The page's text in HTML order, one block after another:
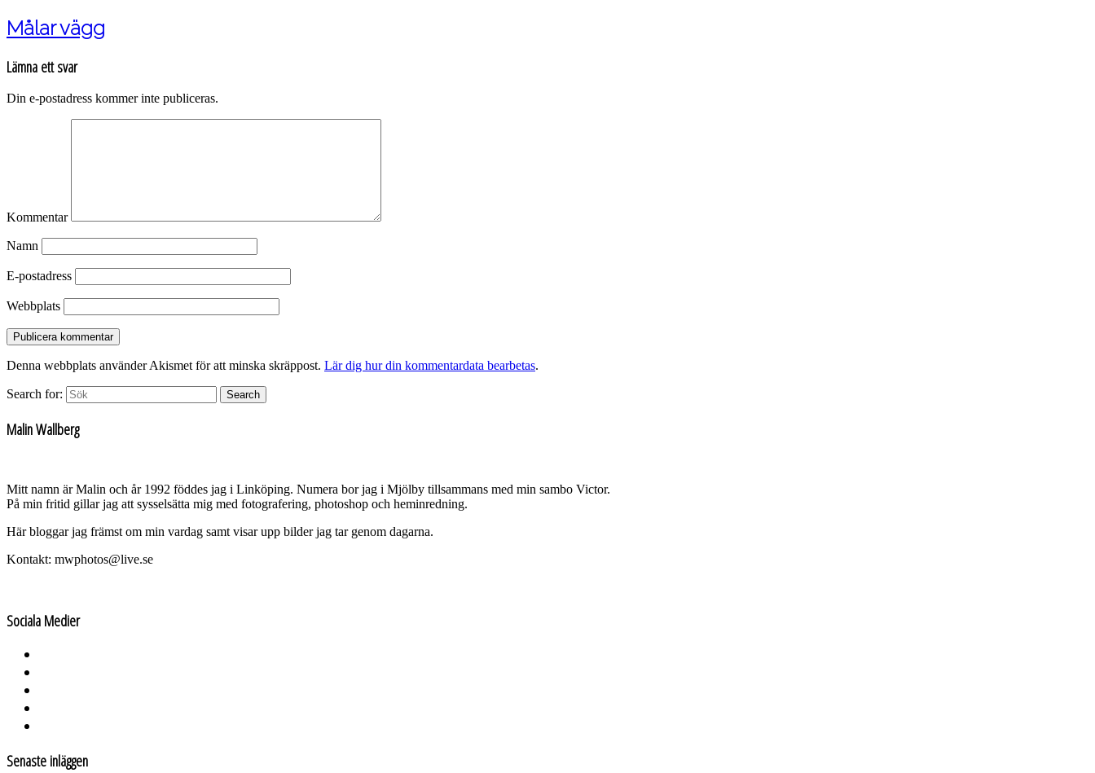
Målar vägg
Lämna ett svar
Din e-postadress kommer inte publiceras.
Kommentar
Namn
E-postadress
Webbplats
Denna webbplats använder Akismet för att minska skräppost. Lär dig hur din kommentardata bearbetas.
Search for: Search
Malin Wallberg
Mitt namn är Malin och år 1992 föddes jag i Linköping. Numera bor jag i Mjölby tillsammans med min sambo Victor.
På min fritid gillar jag att sysselsätta mig med fotografering, photoshop och heminredning.
Här bloggar jag främst om min vardag samt visar upp bilder jag tar genom dagarna.
Kontakt: mwphotos@live.se
Sociala Medier
Senaste inläggen